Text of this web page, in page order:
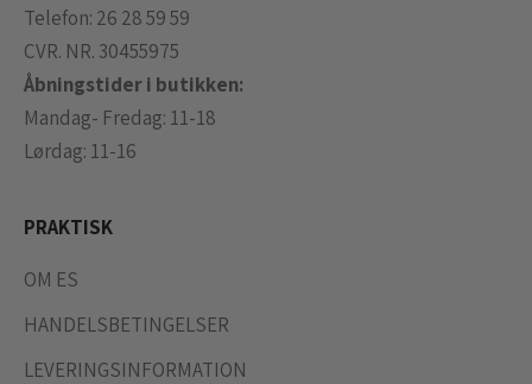
Telefon: 26 28 59 59
CVR. NR. 30455975
Åbningstider i butikken:
Mandag- Fredag: 11-18
Lørdag: 11-16
PRAKTISK
OM ES
HANDELSBETINGELSER
LEVERINGSINFORMATION